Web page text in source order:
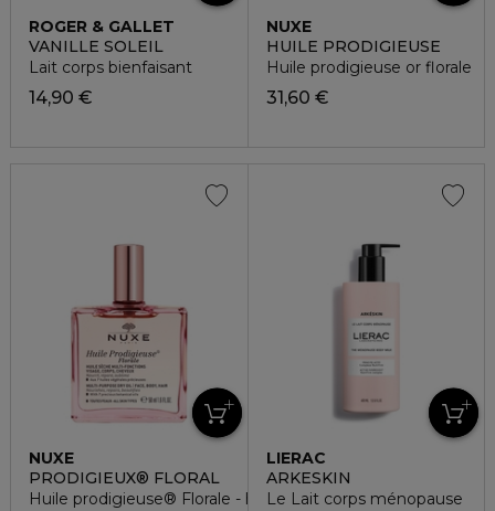
ROGER & GALLET
VANILLE SOLEIL
Lait corps bienfaisant
14,90 €
NUXE
HUILE PRODIGIEUSE
Huile prodigieuse or florale
31,60 €
NUXE
PRODIGIEUX® FLORAL
Huile prodigieuse® Florale - huile sèche multi-fonctions
LIERAC
ARKESKIN
Le Lait corps ménopause